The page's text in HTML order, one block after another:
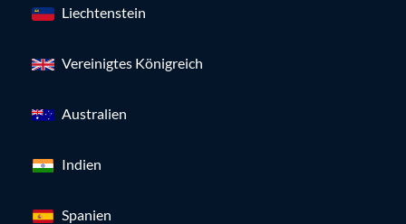
Liechtenstein
Vereinigtes Königreich
Australien
Indien
Spanien